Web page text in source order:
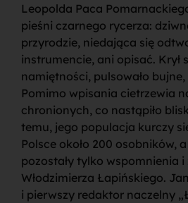
Leopolda Paca
pieśni czarnego rycerza:
przyrodzie, niedająca się
instrumencie, ani opisać. Krył
namiętności, pulsowało
Pomimo wpisania cietrzewia
chronionych, co nastąpiło
temu, jego populacja kurczy
Polsce około 200 osobników,
pozostały tylko wspomnienia i
Włodzimierza Łapińskiego.
i pierwszy redaktor naczelny